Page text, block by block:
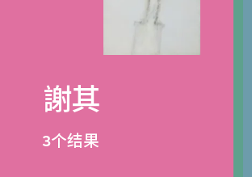
謝其
3个结果